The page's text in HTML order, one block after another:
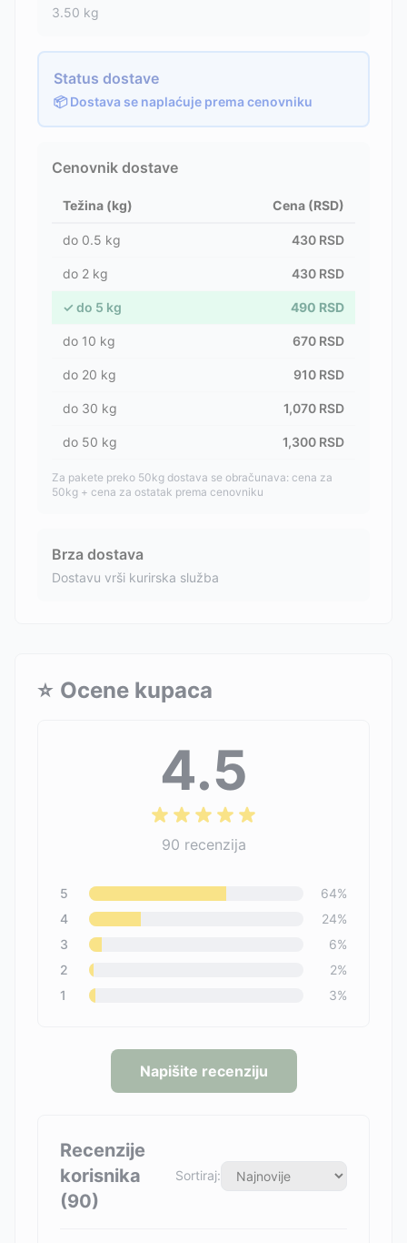
3.50 kg
Status dostave
📦 Dostava se naplaćuje prema cenovniku
Cenovnik dostave
Težina (kg) Cena (RSD)
do 0.5 kg 430 RSD
do 2 kg 430 RSD
✓ do 5 kg 490 RSD
do 10 kg 670 RSD
do 20 kg 910 RSD
do 30 kg 1,070 RSD
do 50 kg 1,300 RSD
Za pakete preko 50kg dostava se obračunava: cena za
50kg + cena za ostatak prema cenovniku
Brza dostava
Dostavu vrši kurirska služba
⭐ Ocene kupaca
4.5
90 recenzija
5 64%
4
24%
3
6%
2
2%
1
3%
Napišite recenziju
Recenzije
korisnika
(90)
Sortiraj: